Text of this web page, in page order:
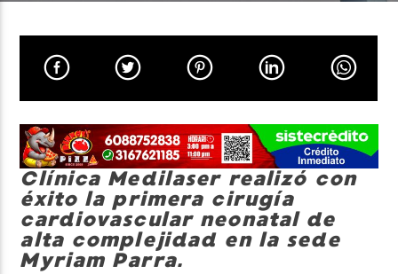
Neiva Estereo
Clínica Medilaser realizó con
éxito la primera cirugía
cardiovascular neonatal de
alta complejidad en la sede
Myriam Parra.